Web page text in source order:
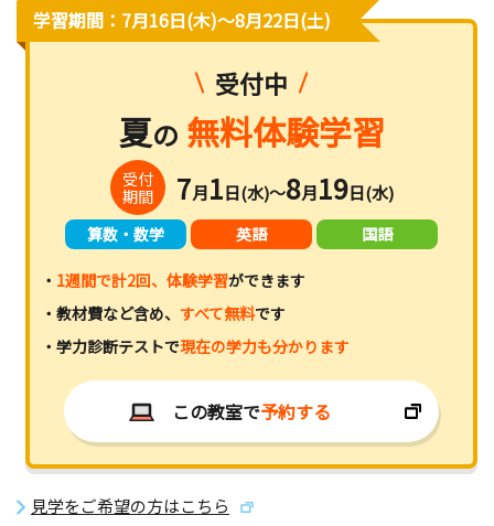
学習期間：7月16日(木)〜8月22日(土)
受付中
夏の 無料体験学習
受付
期間
7月1日(水)～8月19日(水)
算数・数学 英語 国語
・ 1週間で計2回、体験学習ができます
・教材費など含め、 すべて無料です
・学力診断テストで現在の学力も分かります
この教室で予約する
見学をご希望の方はこちら